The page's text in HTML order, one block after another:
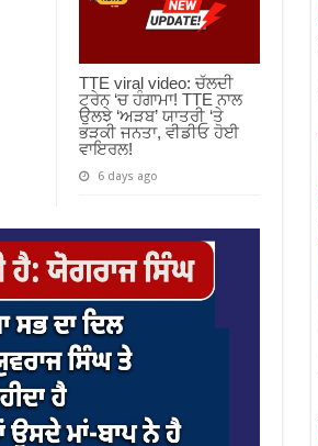
TTE viral video: ਚੱਲਦੀ
ਟ੍ਰੇਨ ‘ਚ ਹੰਗਾਮਾ! TTE ਨਾਲ
ਉਲਝੇ ‘ਅੜਬ’ ਯਾਤਰੀ ‘ਤੇ
ਭੜਕੀ ਜਨਤਾ, ਵੀਡੀਓ ਹੋਈ
ਵਾਇਰਲ!
6 days ago